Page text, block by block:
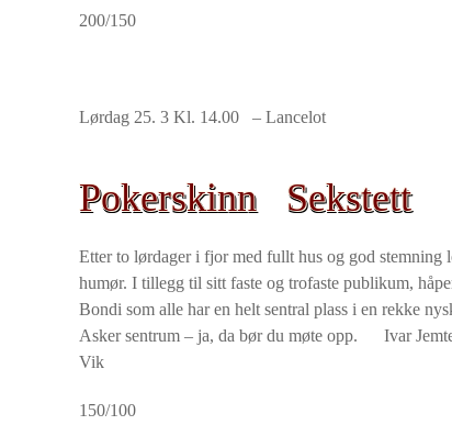
200/150
Lørdag 25. 3 Kl. 14.00 – Lancelot
Pokerskinn Sekstett
Etter to lørdager i fjor med fullt hus og god stemning
humør. I tillegg til sitt faste og trofaste publikum,
Bondi som alle har en helt sentral plass i en rekke
Asker sentrum – ja, da bør du møte opp. Ivar
Vik
150/100